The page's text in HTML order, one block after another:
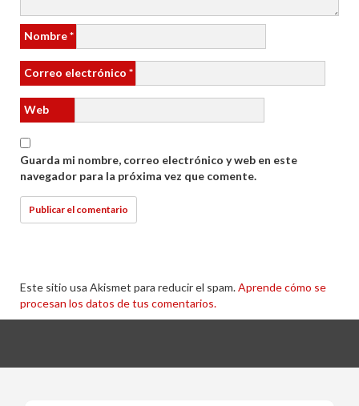
Nombre*
Correo electrónico *
Web
Guarda mi nombre, correo electrónico y web en este
navegador para la próxima vez que comente.
Este sitio usa Akismet para reducir el spam.Aprende cómo se
procesan los datos de tus comentarios.